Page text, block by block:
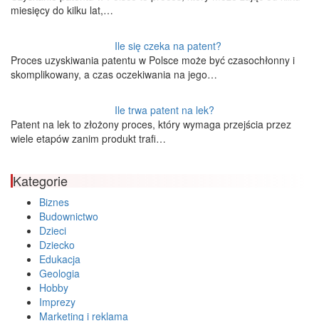
miesięcy do kilku lat,…
Ile się czeka na patent?
Proces uzyskiwania patentu w Polsce może być czasochłonny i
skomplikowany, a czas oczekiwania na jego…
Ile trwa patent na lek?
Patent na lek to złożony proces, który wymaga przejścia przez
wiele etapów zanim produkt trafi…
Kategorie
Biznes
Budownictwo
Dzieci
Dziecko
Edukacja
Geologia
Hobby
Imprezy
Marketing i reklama